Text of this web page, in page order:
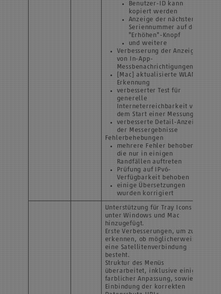
Benutzer-ID kann
kopiert werden
Anzeige der nächsten
Seriennummer auf dem
"Erhöhen"-Knopf
und weitere
Verbesserung der Anzeige
von In-App-
Messbenachrichtigungen
[Mac] aktualisierte WLAN-
Erkennung
verbesserter Test für
generelle
Interneterreichbarkeit vor
dem Start einer Messung
verbesserte Detail-Anzeige
der Messergebnisse
Fehlerbehebungen
mehrere Fehler behoben,
die nur in einigen
Randfällen auftreten
Prüfung auf IPv6-
Verfügbarkeit behoben
einige Übersetzungen
wurden korrigiert
Unterstützung für Tray Icons
unter Windows und Mac
hinzugefügt.
Erste Verbesserungen, um zu
erkennen, ob möglicherweise
eine Satellitenverbindung
besteht.
Struktur des Menüs
überarbeitet, inklusive einiger
farblicher Anpassung, sowie
Einbindung der korrekten